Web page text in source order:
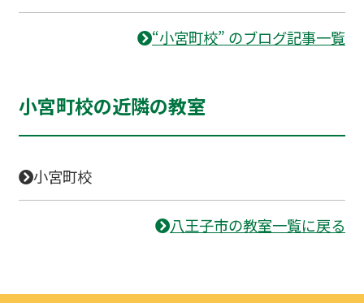
“小宮町校” のブログ記事一覧
小宮町校の近隣の教室
小宮町校
八王子市の教室一覧に戻る